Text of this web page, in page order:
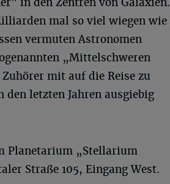
mal so viel wiegen wie
vermuten Astronomen
„Mittelschweren
mit auf die Reise zu
den letzten Jahren ausgiebig
Planetarium „Stellarium
Straße 105, Eingang West.